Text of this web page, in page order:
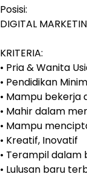
Posisi:
DIGITAL
KRITERIA:
• Pria & Wanita
• Pendidikan
• Mampu bekerja
• Mahir dalam
• Mampu
• Kreatif, Inovatif
• Terampil dalam
• Lulusan baru